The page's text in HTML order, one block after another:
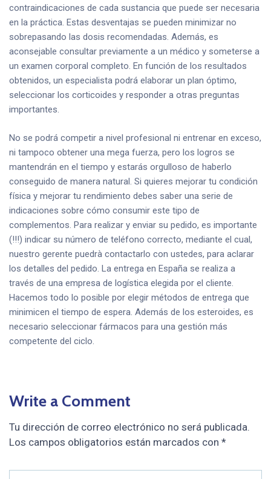
contraindicaciones de cada sustancia que puede ser necesaria
en la práctica. Estas desventajas se pueden minimizar no
sobrepasando las dosis recomendadas. Además, es
aconsejable consultar previamente a un médico y someterse a
un examen corporal completo. En función de los resultados
obtenidos, un especialista podrá elaborar un plan óptimo,
seleccionar los corticoides y responder a otras preguntas
importantes.
No se podrá competir a nivel profesional ni entrenar en exceso,
ni tampoco obtener una mega fuerza, pero los logros se
mantendrán en el tiempo y estarás orgulloso de haberlo
conseguido de manera natural. Si quieres mejorar tu condición
física y mejorar tu rendimiento debes saber una serie de
indicaciones sobre cómo consumir este tipo de
complementos. Para realizar y enviar su pedido, es importante
(!!!) indicar su número de teléfono correcto, mediante el cual,
nuestro gerente puedrà contactarlo con ustedes, para aclarar
los detalles del pedido. La entrega en España se realiza a
través de una empresa de logística elegida por el cliente.
Hacemos todo lo posible por elegir métodos de entrega que
minimicen el tiempo de espera. Además de los esteroides, es
necesario seleccionar fármacos para una gestión más
competente del ciclo.
Write a Comment
Tu dirección de correo electrónico no será publicada.
Los campos obligatorios están marcados con *